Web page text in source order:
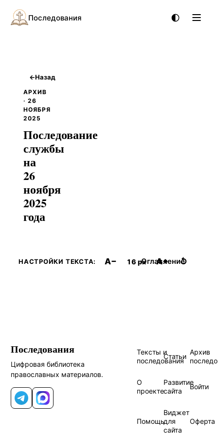
Последования
←Назад
АРХИВ
· 26
НОЯБРЯ
2025
Последование
службы
на
26
ноября
2025
года
НАСТРОЙКИ ТЕКСТА: A− 16 px A+ ↺
Оглавление
Последования
Цифровая библиотека
православных материалов.
Telegram
MAX
Тексты и
последования
Статьи
Архив
О
проекте
Развитие
сайта
Войти
Помощь
Виджет
для
сайта
Оферта